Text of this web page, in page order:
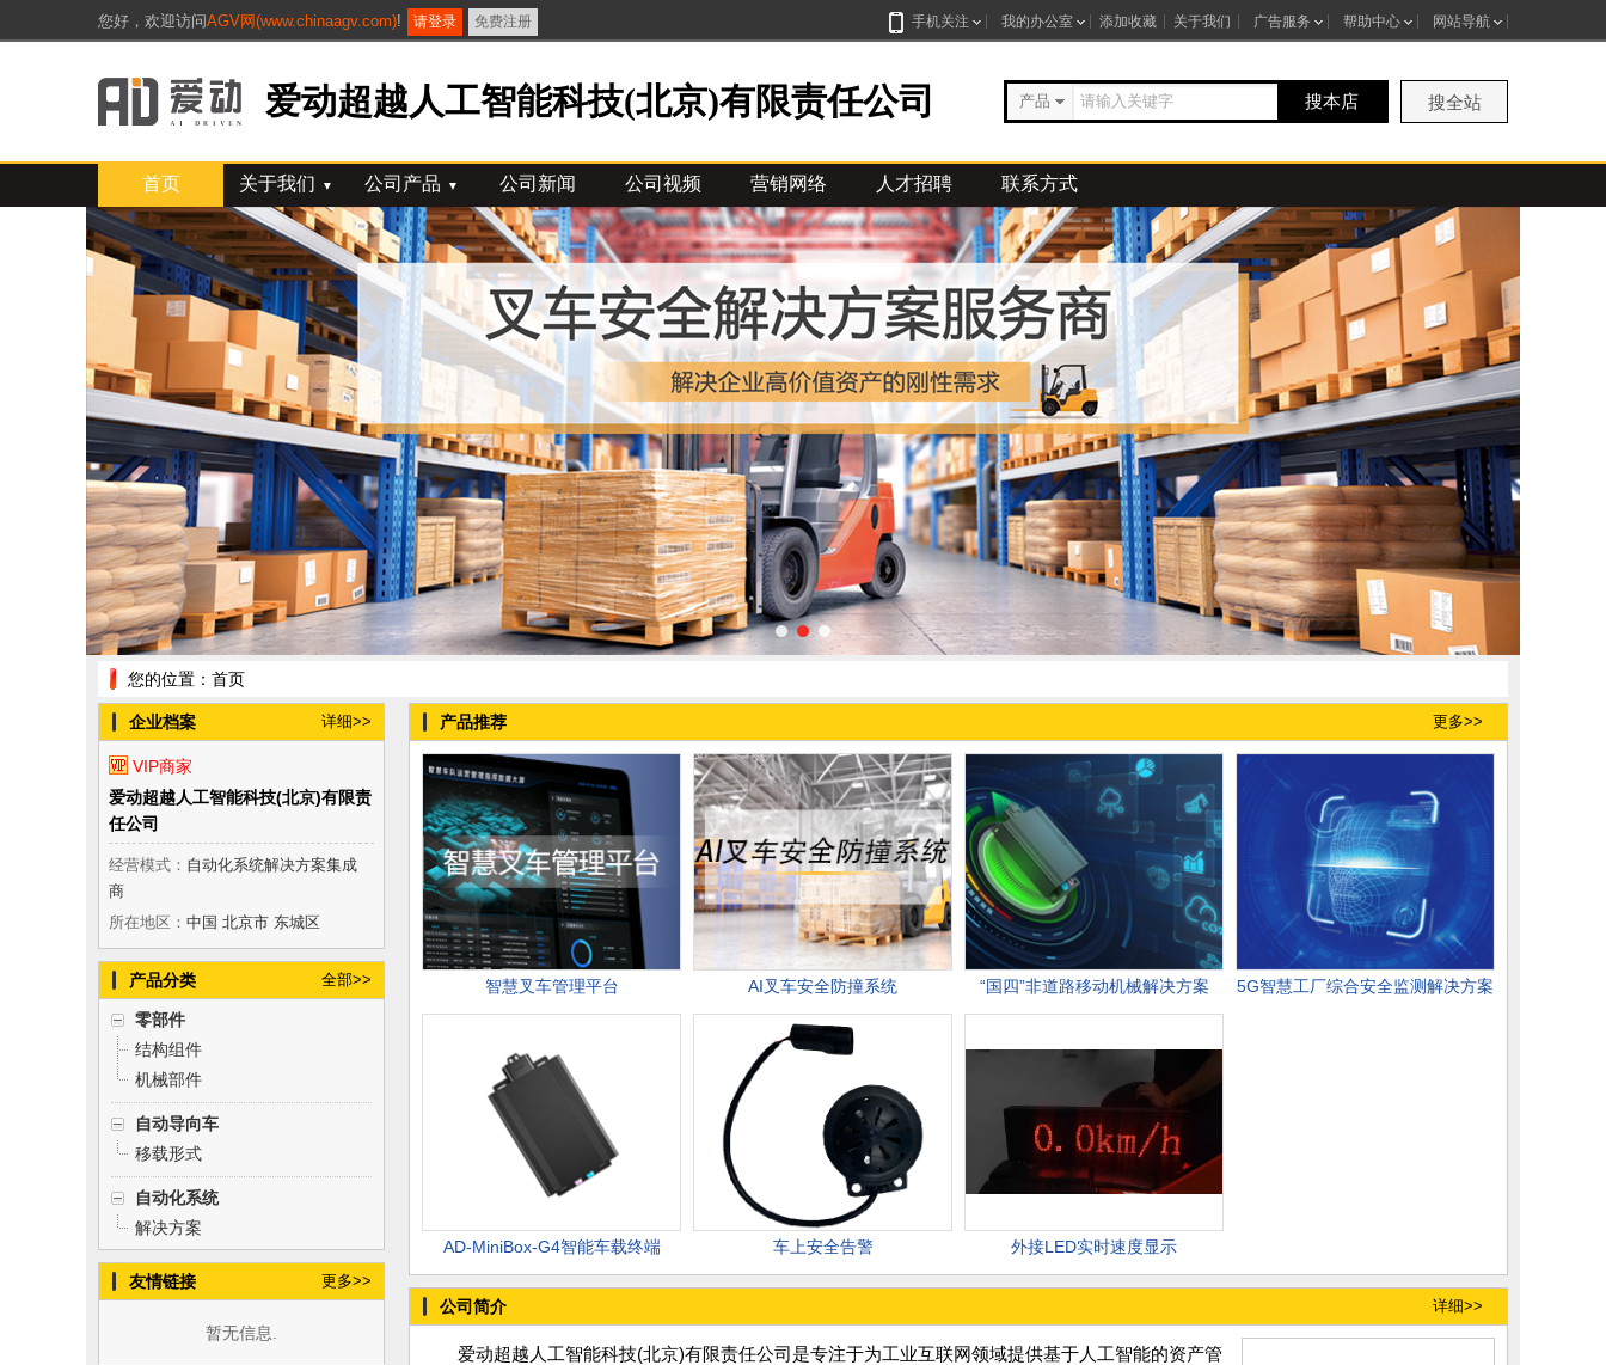
您好， 欢迎访问AGV网(www.chinaagv.com)! 请登录 免费注册 手机关注 我的办公室 添加收藏 关于我们 广告服务 帮助中心 网站导航
爱动超越人工智能科技(北京)有限责任公司 产品 搜本店 搜全站
首页 关于我们 ▼ 公司产品 ▼ 公司新闻 公司视频 营销网络 人才招聘 联系方式
您的位置： 首页
企业档案 详细>>
VIP商家
爱动超越人工智能科技(北京)有限责
任公司
经营模式： 自动化系统解决方案集成
商
所在地区： 中国 北京市 东城区
产品分类 全部>>
零部件
结构组件
机械部件
自动导向车
移载形式
自动化系统
解决方案
友情链接 更多>>
暂无信息.
产品推荐 更多>>
智慧叉车管理平台 AI叉车安全防撞系统 “国四”非道路移动机械解决方案 5G智慧工厂综合安全监测解决方案
AD-MiniBox-G4智能车载终端 车上安全告警 外接LED实时速度显示
公司简介 详细>>
爱动超越人工智能科技(北京)有限责任公司是专注于为工业互联网领域提供基于人工智能的资产管